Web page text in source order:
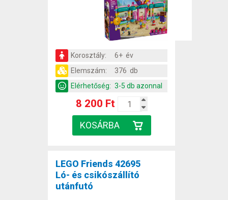
Korosztály:
6+ év
Elemszám:
376 db
Elérhetőség: 3-5 db azonnal
8 200 Ft
LEGO Friends 42695
Ló- és csikószállító
utánfutó